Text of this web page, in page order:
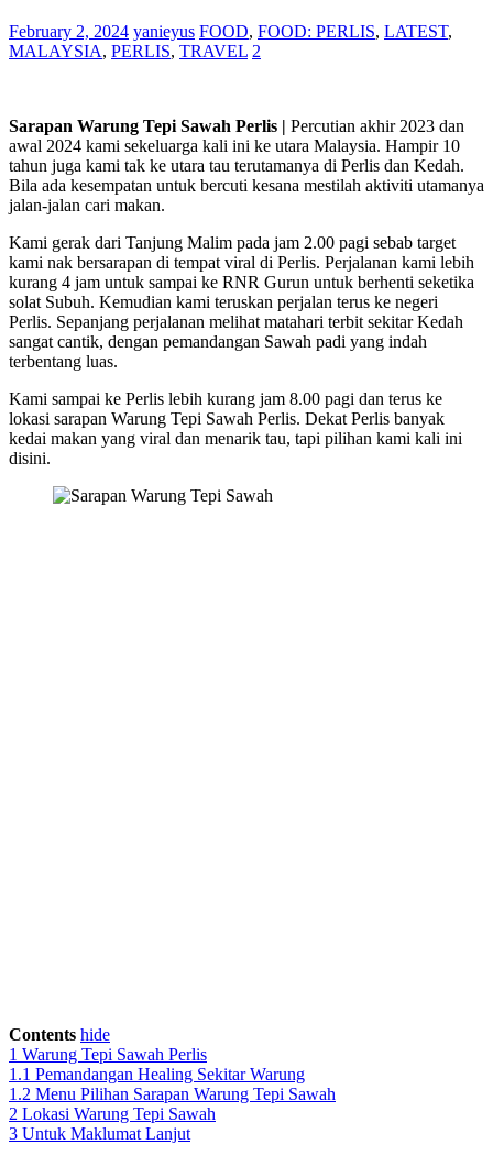
February 2, 2024 yanieyus FOOD, FOOD: PERLIS, LATEST,
MALAYSIA, PERLIS, TRAVEL 2
Sarapan Warung Tepi Sawah Perlis | Percutian akhir 2023 dan
awal 2024 kami sekeluarga kali ini ke utara Malaysia. Hampir 10
tahun juga kami tak ke utara tau terutamanya di Perlis dan Kedah.
Bila ada kesempatan untuk bercuti kesana mestilah aktiviti utamanya
jalan-jalan cari makan.
Kami gerak dari Tanjung Malim pada jam 2.00 pagi sebab target
kami nak bersarapan di tempat viral di Perlis. Perjalanan kami lebih
kurang 4 jam untuk sampai ke RNR Gurun untuk berhenti seketika
solat Subuh. Kemudian kami teruskan perjalan terus ke negeri
Perlis. Sepanjang perjalanan melihat matahari terbit sekitar Kedah
sangat cantik, dengan pemandangan Sawah padi yang indah
terbentang luas.
Kami sampai ke Perlis lebih kurang jam 8.00 pagi dan terus ke
lokasi sarapan Warung Tepi Sawah Perlis. Dekat Perlis banyak
kedai makan yang viral dan menarik tau, tapi pilihan kami kali ini
disini.
Contents hide
1 Warung Tepi Sawah Perlis
1.1 Pemandangan Healing Sekitar Warung
1.2 Menu Pilihan Sarapan Warung Tepi Sawah
2 Lokasi Warung Tepi Sawah
3 Untuk Maklumat Lanjut